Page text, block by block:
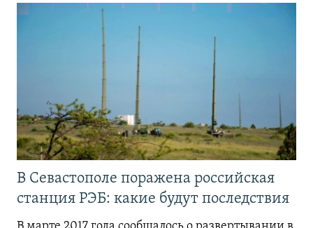
В Севастополе поражена российская
станция РЭБ: какие будут последствия